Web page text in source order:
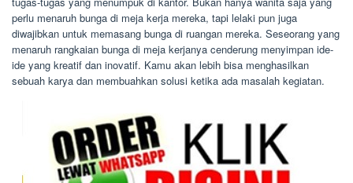
perlu menaruh bunga di meja kerja mereka, tapi lelaki pun juga
diwajibkan untuk memasang bunga di ruangan mereka. Seseorang yang
menaruh rangkaian bunga di meja kerjanya cenderung menyimpan ide-
ide yang kreatif dan inovatif. Kamu akan lebih bisa menghasilkan
sebuah karya dan membuahkan solusi ketika ada masalah kegiatan.